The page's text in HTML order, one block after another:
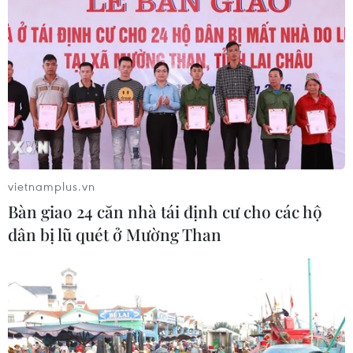
02/08/2026 13:33
Israel hoài nghi việc Hamas giải giáp
theo thỏa thuận Gaza
02/08/2026 13:32
Xung đột tại Trung Đông: Mỹ và
Israel nêu điều kiện tạm hoãn tấn
công Iran
02/08/2026 04:18
Toàn cảnh thế giới: Israel
cảnh báo trước khả năng Mỹ tấn
vietnamplus.vn
Bàn giao 24 căn nhà tái định cư cho các hộ
dân bị lũ quét ở Mường Than